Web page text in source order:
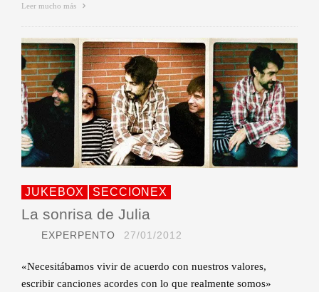
Leer mucho más
JUKEBOX SECCIONEX
La sonrisa de Julia
EXPERPENTO 27/01/2012
«Necesitábamos vivir de acuerdo con nuestros valores,
escribir canciones acordes con lo que realmente somos»